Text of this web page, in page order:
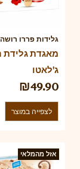
גלידות פררו רושה
מאגדת גלידת
ג'לאטו
₪49.90
לצפייה במוצר
אזל מהמלאי